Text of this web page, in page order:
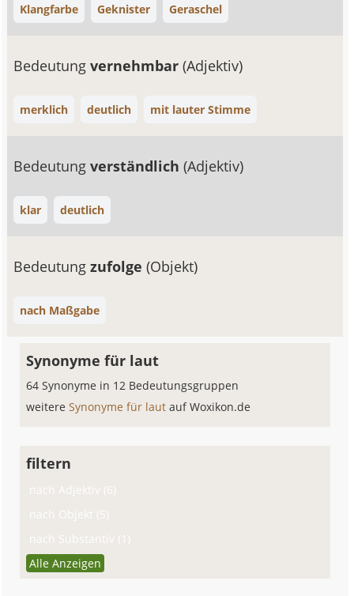
Klangfarbe Geknister Geraschel
Bedeutungvernehmbar(Adjektiv)
merklich deutlich mit lauter Stimme
Bedeutungverständlich(Adjektiv)
klar deutlich
Bedeutungzufolge(Objekt)
nach Maßgabe
Synonyme für laut
64 Synonyme in 12 Bedeutungsgruppen
weitereSynonyme für lautauf Woxikon.de
filtern
nach Adjektiv (6)
nach Objekt (5)
nach Substantiv (1)
Alle Anzeigen